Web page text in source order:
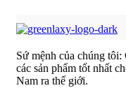
Sứ mệnh của chúng
các sản phẩm tốt nhất
Nam ra thế giới.